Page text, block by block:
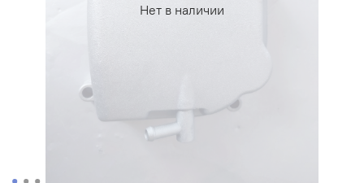
Нет в наличии